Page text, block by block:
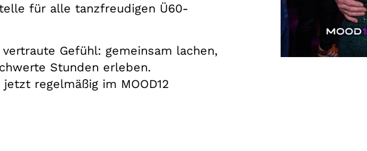
für alle tanzfreudigen Ü60-
Gefühl: gemeinsam lachen,
Stunden erleben.
regelmäßig im MOOD12